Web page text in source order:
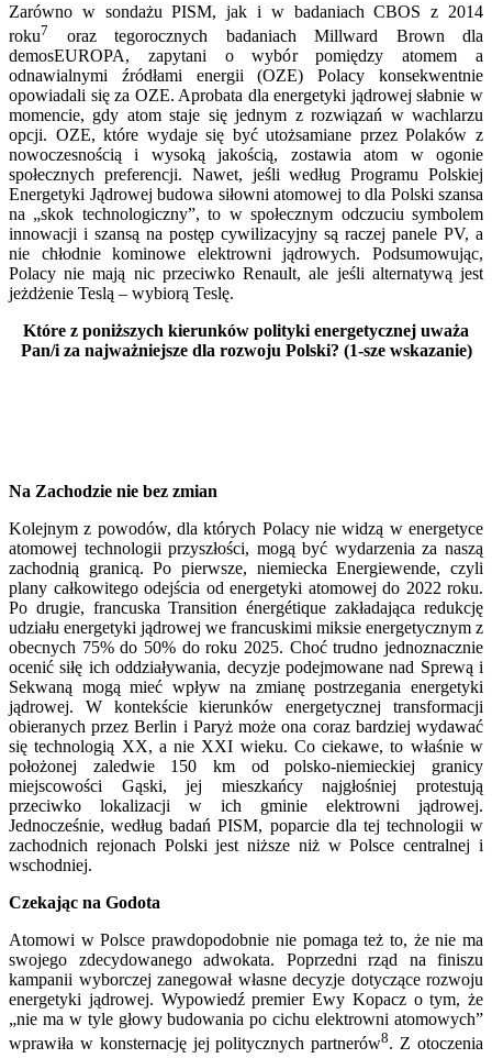
Zarówno w sondażu PISM, jak i w badaniach CBOS z 2014
roku7
oraz tegorocznych badaniach Millward Brown dla
demosEUROPA, zapytani o wybór pomiędzy atomem a
odnawialnymi źródłami energii (OZE) Polacy konsekwentnie
opowiadali się za OZE. Aprobata dla energetyki jądrowej słabnie w
momencie, gdy atom staje się jednym z rozwiązań w wachlarzu
opcji. OZE, które wydaje się być utożsamiane przez Polaków z
nowoczesnością i wysoką jakością, zostawia atom w ogonie
społecznych preferencji. Nawet, jeśli według Programu Polskiej
Energetyki Jądrowej budowa siłowni atomowej to dla Polski szansa
na „skok technologiczny”, to w społecznym odczuciu symbolem
innowacji i szansą na postęp cywilizacyjny są raczej panele PV, a
nie chłodnie kominowe elektrowni jądrowych. Podsumowując,
Polacy nie mają nic przeciwko Renault, ale jeśli alternatywą jest
jeżdżenie Teslą – wybiorą Teslę.
Które z poniższych kierunków polityki energetycznej uważa
Pan/i za najważniejsze dla rozwoju Polski? (1-sze wskazanie)
Na Zachodzie nie bez zmian
Kolejnym z powodów, dla których Polacy nie widzą w energetyce
atomowej technologii przyszłości, mogą być wydarzenia za naszą
zachodnią granicą. Po pierwsze, niemiecka Energiewende, czyli
plany całkowitego odejścia od energetyki atomowej do 2022 roku.
Po drugie, francuska Transition énergétique zakładająca redukcję
udziału energetyki jądrowej we francuskimi miksie energetycznym z
obecnych 75% do 50% do roku 2025. Choć trudno jednoznacznie
ocenić siłę ich oddziaływania, decyzje podejmowane nad Sprewą i
Sekwaną mogą mieć wpływ na zmianę postrzegania energetyki
jądrowej. W kontekście kierunków energetycznej transformacji
obieranych przez Berlin i Paryż może ona coraz bardziej wydawać
się technologią XX, a nie XXI wieku. Co ciekawe, to właśnie w
położonej zaledwie 150 km od polsko-niemieckiej granicy
miejscowości Gąski, jej mieszkańcy najgłośniej protestują
przeciwko lokalizacji w ich gminie elektrowni jądrowej.
Jednocześnie, według badań PISM, poparcie dla tej technologii w
zachodnich rejonach Polski jest niższe niż w Polsce centralnej i
wschodniej.
Czekając na Godota
Atomowi w Polsce prawdopodobnie nie pomaga też to, że nie ma
swojego zdecydowanego adwokata. Poprzedni rząd na finiszu
kampanii wyborczej zanegował własne decyzje dotyczące rozwoju
energetyki jądrowej. Wypowiedź premier Ewy Kopacz o tym, że
„nie ma w tyle głowy budowania po cichu elektrowni atomowych”
wprawiła w konsternację jej politycznych partnerów8. Z otoczenia